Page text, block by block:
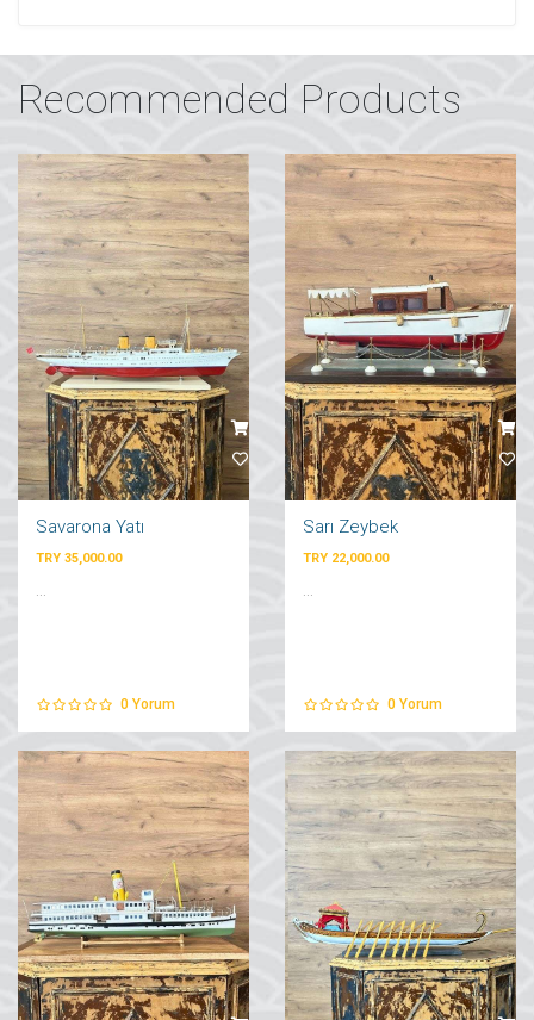
Recommended Products
Savarona Yatı
TRY 35,000.00
...
0 Yorum
Sarı Zeybek
TRY 22,000.00
...
0 Yorum